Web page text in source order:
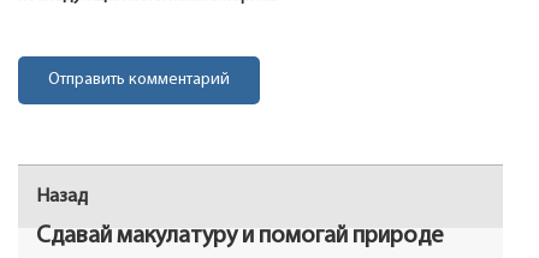
Навигация
по
записям
Назад
запись:
Сдавай макулатуру и помогай природе